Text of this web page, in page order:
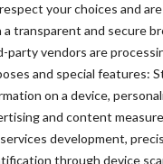
your choices and
a transparent and secure
party vendors are
and special features:
on a device,
and content
development,
through device